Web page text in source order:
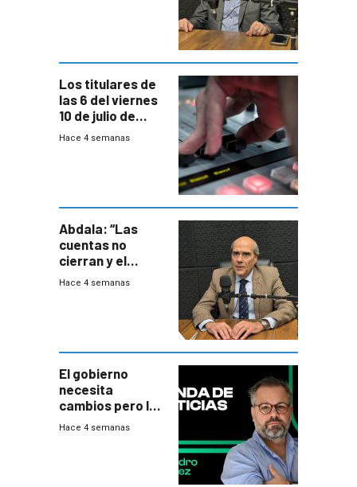
Los titulares de
las 6 del viernes
10 de julio de
2026
Hace 4 semanas
Abdala: “Las
cuentas no
cierran y el
balance del
Hace 4 semanas
El gobierno
necesita
cambios pero los
ministros tienen
Hace 4 semanas